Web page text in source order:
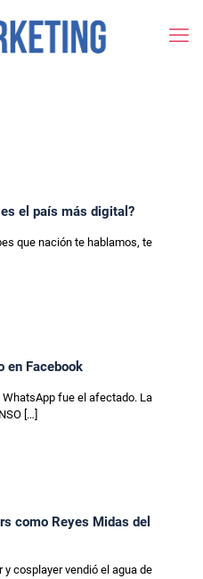
el país más digital?
que nación te hablamos, te
en Facebook
WhatsApp fue el afectado. La
[…]
como Reyes Midas del
y cosplayer vendió el agua de